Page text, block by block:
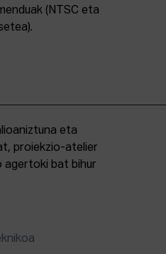
(NTSC eta
eta
proiekzio-atelier
agertoki bat bihur